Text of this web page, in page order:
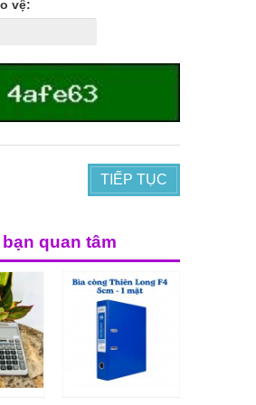
vệ:
TIẾP TỤC
quan tâm